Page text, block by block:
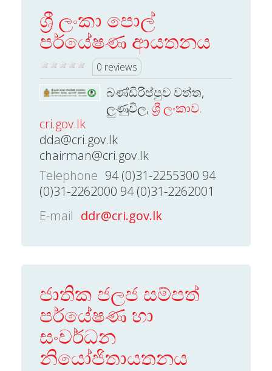
ශ්‍රී ලංකා පොල්
පර්යේෂණ ආයතනය
0 reviews
බණ්ඩිරිප්පුව වත්ත,
ලුණුවිල, ශ්‍රී ලංකාව.
cri.gov.lk
dda@cri.gov.lk
chairman@cri.gov.lk
Telephone 94 (0)31-2255300 94
(0)31-2262000 94 (0)31-2262001
E-mail ddr@cri.gov.lk
ජාතික ජලජ සම්පත්
පර්යේෂණ හා
සංවර්ධන
නියෝජිතායතනය